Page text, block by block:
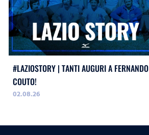
#LAZIOSTORY | TANTI AUGURI A FERNANDO
COUTO!
02.08.26